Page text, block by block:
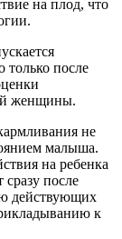
на плод, что
только после
женщины.
не
малыша.
на ребенка
сразу после
действующих
к